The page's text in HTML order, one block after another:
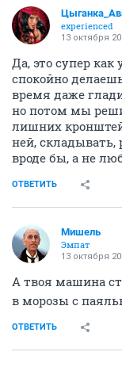
experienced
13 октября
Да, это супер
спокойно
время даже
но потом мы
лишних
ней, складывать,
вроде бы, а не
ОТВЕТИТЬ
Мишель
Эмпат
13 октября
А твоя машина
в морозы с
ОТВЕТИТЬ